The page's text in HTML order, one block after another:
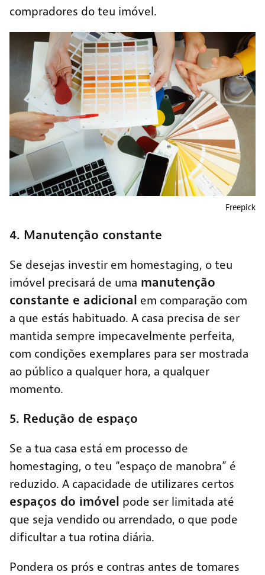
compradores do teu imóvel.
Freepick
4. Manutenção constante
Se desejas investir em homestaging, o teu
imóvel precisará de uma manutenção
constante e adicional em comparação com
a que estás habituado. A casa precisa de ser
mantida sempre impecavelmente perfeita,
com condições exemplares para ser mostrada
ao público a qualquer hora, a qualquer
momento.
5. Redução de espaço
Se a tua casa está em processo de
homestaging, o teu “espaço de manobra” é
reduzido. A capacidade de utilizares certos
espaços do imóvel pode ser limitada até
que seja vendido ou arrendado, o que pode
dificultar a tua rotina diária.
Pondera os prós e contras antes de tomares